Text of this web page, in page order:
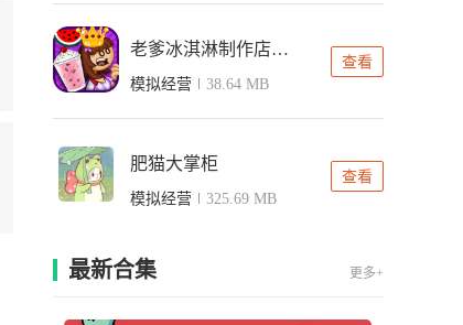
老爹冰淇淋制作店中文版
模拟经营 38.64 MB
查看
肥猫大掌柜
模拟经营 325.69 MB
查看
最新合集 更多+